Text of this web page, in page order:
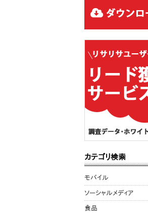
カテゴリ検索
モバイル
ソーシャルメディア
食品